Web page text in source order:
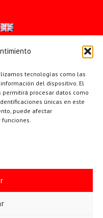
tecnologías como las
del dispositivo. El
procesar datos como
únicas en este
puede afectar
Internacional · C/ Protasio